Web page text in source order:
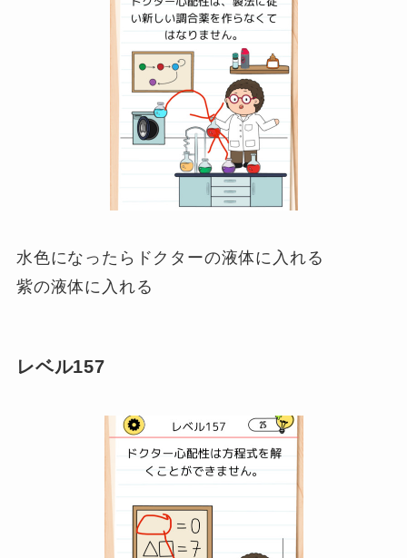
水色になったらドクターの液体に入れる
紫の液体に入れる
レベル157